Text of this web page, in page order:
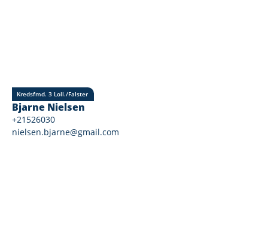
Kredsfmd. 3 Loll./Falster
Bjarne Nielsen
+21526030
nielsen.bjarne@gmail.com